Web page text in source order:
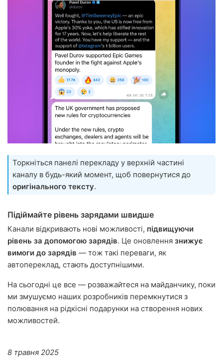
Торкніться панелі перекладу у верхній частині
каналу в будь-який момент, щоб повернутися до
оригінального тексту.
Підіймайте рівень зарядами швидше
Канали відкривають нові можливості, підвищуючи
рівень за допомогою зарядів. Це оновлення знижує
вимоги до зарядів — тож такі переваги, як
автопереклад, стають доступнішими.
На сьогодні це все — розважайтеся на майданчику, поки
ми змушуємо наших розробників перемкнутися з
полювання на рідкісні подарунки на створення нових
можливостей.
8 травня 2025